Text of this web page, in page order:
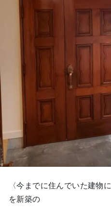
〈今までに住んでいた建物
を新築の